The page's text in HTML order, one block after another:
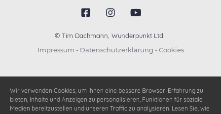
© Tim Dachmann, Wunderpunkt Ltd.
Impressum - Datenschutzerklärung - Cookies
Wir verwenden Cookies, um Ihnen eine bessere Browser-Erfahrung zu
bieten, Inhalte und Anzeigen zu personalisieren, Funktionen für soziale
Medien bereitzustellen und unseren Traffic zu analysieren. Lesen Sie, wie